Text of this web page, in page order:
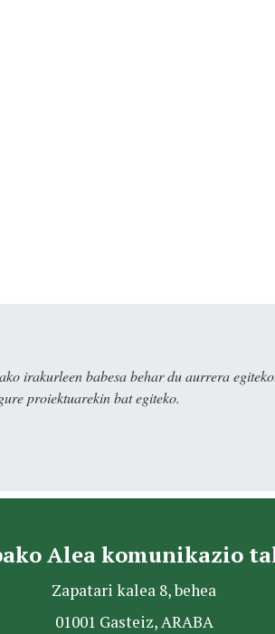
irakurleen babesa behar du aurrera
proiektuarekin bat egiteko.
Alea komunikazio
Zapatari kalea 8, behea
01001 Gasteiz, ARABA